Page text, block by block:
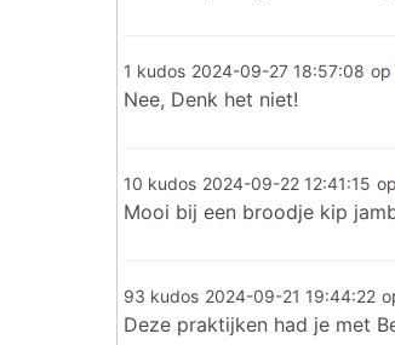
1 kudos 2024-09-27 18:57:08 op
Nee, Denk het niet!
10 kudos 2024-09-22 12:41:15 op
Mooi bij een broodje kip
93 kudos 2024-09-21 19:44:22
Deze praktijken had je met